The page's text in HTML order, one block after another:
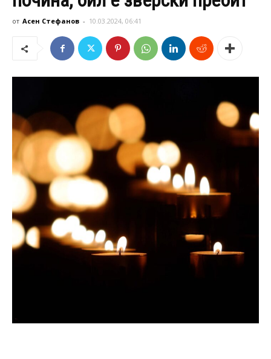
от Асен Стефанов - 10.03.2024, 06:41